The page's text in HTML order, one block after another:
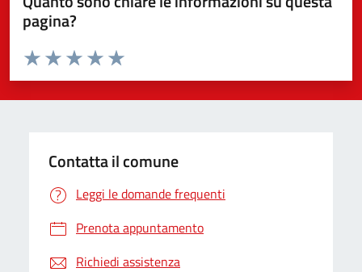
pagina?
Valuta da 1 a 5 stelle la pagina
Valuta 5 stelle su 5
Valuta 4 stelle su 5
Valuta 3 stelle su 5
Valuta 2 stelle su 5
Valuta 1 stelle su 5
Contatta il comune
Leggi le domande frequenti
Prenota appuntamento
Richiedi assistenza